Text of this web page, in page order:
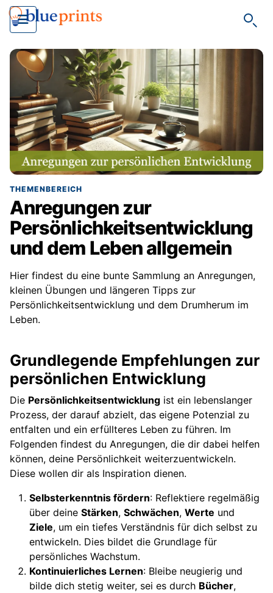
THEMENBEREICH
Anregungen zur
Persönlichkeitsentwicklung
und dem Leben allgemein
Hier findest du eine bunte Sammlung an Anregungen,
kleinen Übungen und längeren Tipps zur
Persönlichkeitsentwicklung und dem Drumherum im
Leben.
Grundlegende Empfehlungen zur
persönlichen Entwicklung
Die Persönlichkeitsentwicklung ist ein lebenslanger
Prozess, der darauf abzielt, das eigene Potenzial zu
entfalten und ein erfüllteres Leben zu führen. Im
Folgenden findest du Anregungen, die dir dabei helfen
können, deine Persönlichkeit weiterzuentwickeln.
Diese wollen dir als Inspiration dienen.
Selbsterkenntnis fördern: Reflektiere regelmäßig
über deine Stärken, Schwächen, Werte und
Ziele, um ein tiefes Verständnis für dich selbst zu
entwickeln. Dies bildet die Grundlage für
persönliches Wachstum.
Kontinuierliches Lernen: Bleibe neugierig und
bilde dich stetig weiter, sei es durch Bücher,